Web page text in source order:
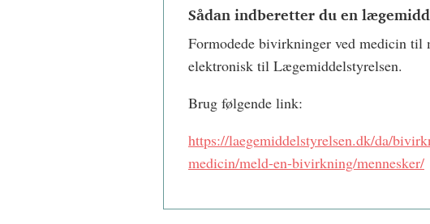
Sådan indberetter du en
Formodede bivirkninger ved medicin til
elektronisk til Lægemiddelstyrelsen.
Brug følgende link:
https://laegemiddelstyrelsen.dk/da/
medicin/meld-en-bivirkning/mennesker/